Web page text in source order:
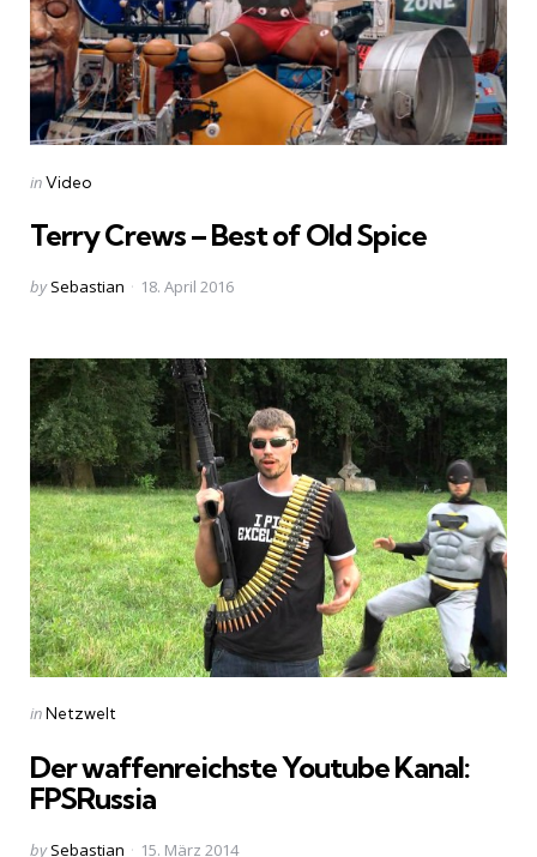
Categories
Posted
inVideo
Terry Crews – Best of Old Spice
Posted
by Sebastian 18. April 2016
Categories
Posted
inNetzwelt
Der waffenreichste Youtube Kanal:
FPSRussia
Posted
by Sebastian 15. März 2014